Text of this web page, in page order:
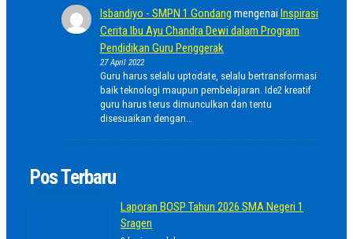
Isbandiyo - SMPN 1 Gondang mengenai Inspirasi
Cerita Ibu Ayu Chandra Dewi dalam Program
Pendidikan Guru Penggerak
27 April 2022
Guru harus selalu uptodate, selalu bertransformasi
baik teknologi maupun pembelajaran. Ide2 kreatif
guru harus terus dimunculkan dan tentu
disesuaikan dengan…
Pos Terbaru
Laporan BOSP Tahun 2026 SMA Negeri 1
Sragen